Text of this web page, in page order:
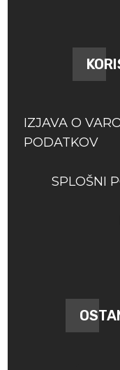
IZJAVA O
PODATKOV
SPLOŠNI